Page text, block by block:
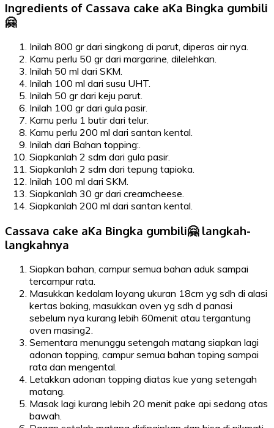
Ingredients of Cassava cake aKa Bingka gumbili
🤗
Inilah 800 gr dari singkong di parut, diperas air nya.
Kamu perlu 50 gr dari margarine, dilelehkan.
Inilah 50 ml dari SKM.
Inilah 100 ml dari susu UHT.
Inilah 50 gr dari keju parut.
Inilah 100 gr dari gula pasir.
Kamu perlu 1 butir dari telur.
Kamu perlu 200 ml dari santan kental.
Inilah dari Bahan topping:.
Siapkanlah 2 sdm dari gula pasir.
Siapkanlah 2 sdm dari tepung tapioka.
Inilah 100 ml dari SKM.
Siapkanlah 30 gr dari creamcheese.
Siapkanlah 200 ml dari santan kental.
Cassava cake aKa Bingka gumbili🤗 langkah-
langkahnya
Siapkan bahan, campur semua bahan aduk sampai
tercampur rata.
Masukkan kedalam loyang ukuran 18cm yg sdh di alasi
kertas baking, masukkan oven yg sdh d panasi
sebelum nya kurang lebih 60menit atau tergantung
oven masing2.
Sementara menunggu setengah matang siapkan lagi
adonan topping, campur semua bahan toping sampai
rata dan mengental.
Letakkan adonan topping diatas kue yang setengah
matang.
Masak lagi kurang lebih 20 menit pake api sedang atas
bawah.